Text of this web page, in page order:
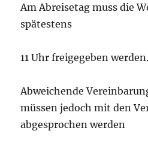
Am Abreisetag muss die
spätestens
11 Uhr freigegeben werden.
Abweichende
müssen jedoch mit den
abgesprochen werden